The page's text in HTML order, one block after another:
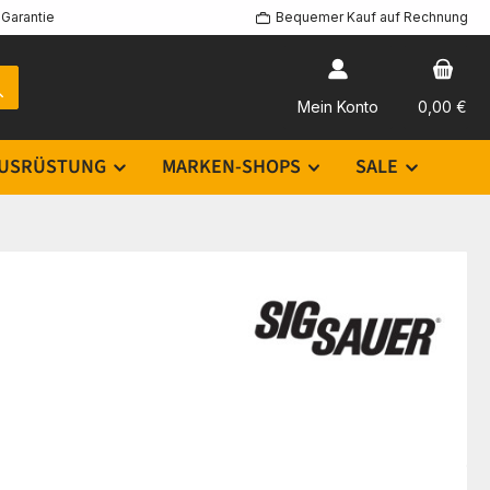
Bequemer Kauf auf Rechnung
Mein Konto 0,00 €
MARKEN-SHOPS SALE